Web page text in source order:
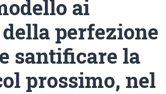
ai
perfezione
santificare la
prossimo, nel